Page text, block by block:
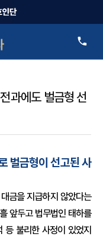
과에도 벌금형 선
벌금형이 선고된 사
금을 지급하지 않았다는
앞두고 법무법인 태하를
등 불리한 사정이 있었지